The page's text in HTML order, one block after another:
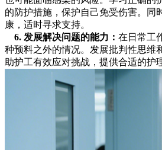
的防护措施，保护自己免受伤害。同
康，适时寻求支持。
6. 发展解决问题的能力 ： 在日常工
种预料之外的情况。发展批判性思维
助护工有效应对挑战，提供合适的护